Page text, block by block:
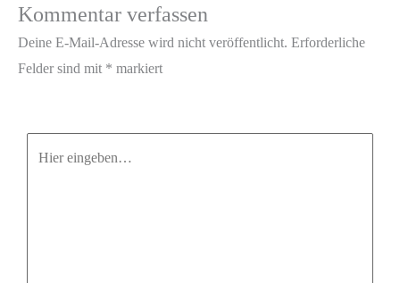
Kommentar verfassen
Deine E-Mail-Adresse wird nicht veröffentlicht. Erforderliche
Felder sind mit * markiert